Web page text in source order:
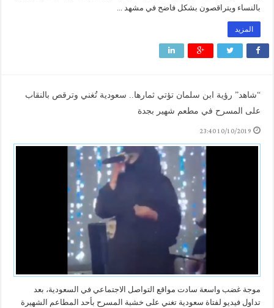
بالنساء ويتراقصون بشكل فاضح في مشهد ...
المزيد
“شاهد” رؤية ابن سلمان تؤتي ثمارها.. سعودية تُغني وترقص بالنقاب
على المسرح في مطعم شهير بجدة
10/10/2019 23:40
موجة غضب واسعة سادت مواقع التواصل الاجتماعي في السعودية، بعد
تداول فيديو لفتاة سعودية تغني على خشبة المسرح بأحد المطاعم الشهيرة